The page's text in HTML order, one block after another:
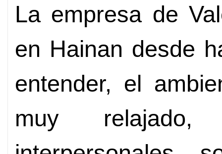
La empresa de
en Hainan desde
entender, el
muy